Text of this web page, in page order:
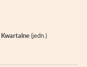
Kwartalne(jedn.)